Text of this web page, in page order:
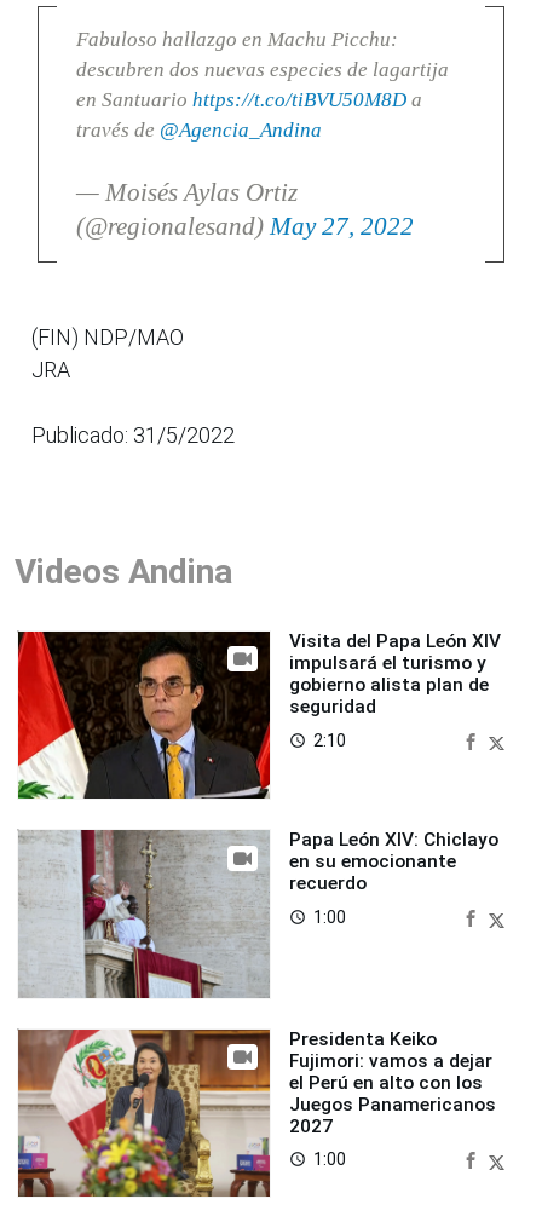
Fabuloso hallazgo en Machu Picchu:
descubren dos nuevas especies de lagartija
en Santuario https://t.co/tiBVU50M8Da
través de @Agencia_Andina
— Moisés Aylas Ortiz
(@regionalesand)May 27, 2022
(FIN) NDP/MAO
JRA
Publicado: 31/5/2022
Videos Andina
Visita del Papa León XIV
impulsará el turismo y
gobierno alista plan de
seguridad
access_time 2:10
Papa León XIV: Chiclayo
en su emocionante
recuerdo
access_time 1:00
Presidenta Keiko
Fujimori: vamos a dejar
el Perú en alto con los
Juegos Panamericanos
2027
access_time 1:00